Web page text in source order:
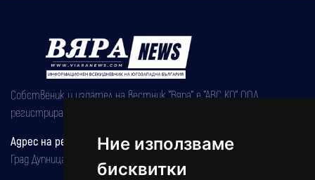
Ние използваме
бисквитки
Собственик и издател на вестник "Вяра" е "АВС КО" ООД,
регистрирана на 08.05.2002 година.
Адрес на редакцията
Град Дупница, ул.''Христо Ботев" 43